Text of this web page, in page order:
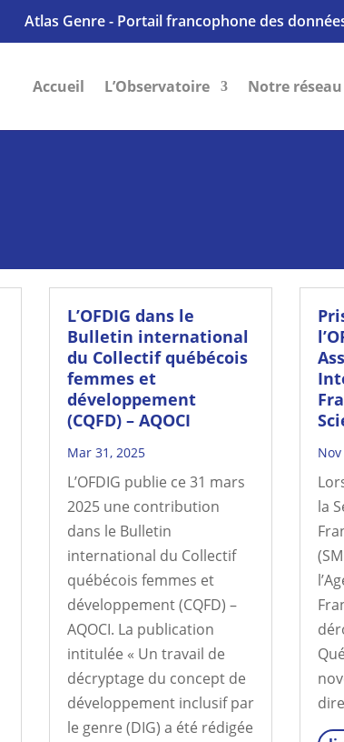
Atlas Genre - Portail francophone des données
Accueil L’Observatoire Notre réseau
L’OFDIG dans le
Bulletin international
du Collectif québécois
femmes et
développement
(CQFD) – AQOCI
Mar 31, 2025
L’OFDIG publie ce 31 mars
2025 une contribution
dans le Bulletin
international du Collectif
québécois femmes et
développement (CQFD) –
AQOCI. La publication
intitulée « Un travail de
décryptage du concept de
développement inclusif par
le genre (DIG) a été rédigée
la